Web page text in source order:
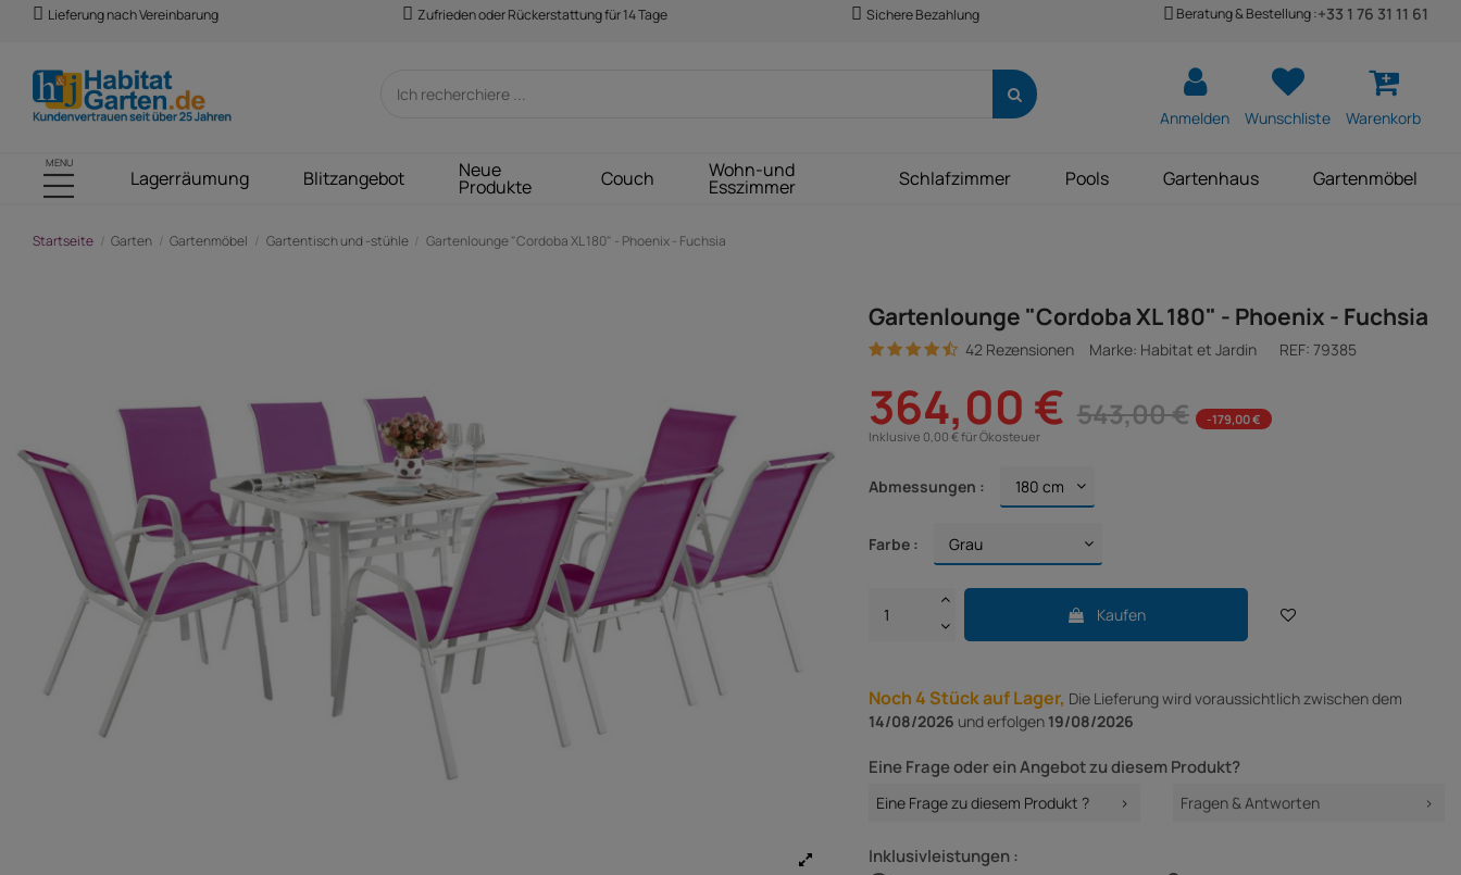
Lieferung nach Vereinbarung Zufrieden oder Rückerstattung für 14 Tage Sichere Bezahlung Beratung & Bestellung :+33 1 76 31 11 61
Anmelden Wunschliste Warenkorb
MENU
Lagerräumung Blitzangebot Neue
Produkte Couch Wohn-und
Esszimmer Schlafzimmer Pools Gartenhaus Gartenmöbel
Startseite Garten Gartenmöbel Gartentisch und -stühle Gartenlounge "Cordoba XL 180" - Phoenix - Fuchsia
Gartenlounge "Cordoba XL 180" - Phoenix - Fuchsia
42 Rezensionen Marke: Habitat et Jardin REF:79385
364,00 € 543,00 €
-179,00 €
Inklusive 0,00 € für Ökosteuer
Abmessungen :
Farbe :
Kaufen
Noch 4 Stück auf Lager, Die Lieferungwird voraussichtlich zwischen dem
14/08/2026 und erfolgen 19/08/2026
Eine Frage oder ein Angebot zu diesem Produkt?
Eine Frage zu diesem Produkt ? Fragen & Antworten
Inklusivleistungen :